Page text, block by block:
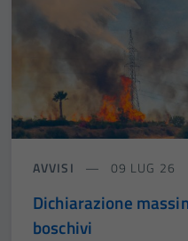
AVVISI 09 LUG 26
Dichiarazione
boschivi